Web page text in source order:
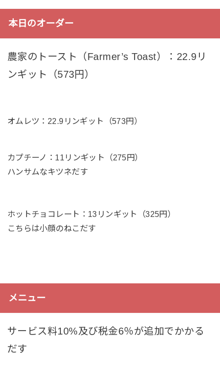
本日のオーダー
農家のトースト（Farmer’s Toast）：22.9リ
ンギット（573円）
オムレツ：22.9リンギット（573円）
カプチーノ：11リンギット（275円）
ハンサムなキツネだす
ホットチョコレート：13リンギット（325円）
こちらは小顔のねこだす
メニュー
サービス料10%及び税金6％が追加でかかる
だす